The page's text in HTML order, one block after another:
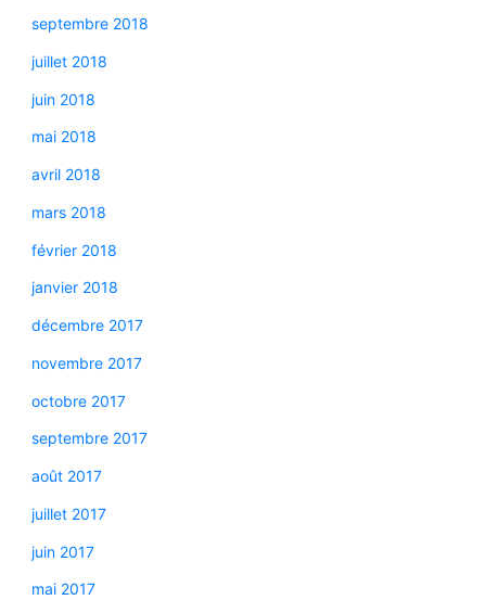
septembre 2018
juillet 2018
juin 2018
mai 2018
avril 2018
mars 2018
février 2018
janvier 2018
décembre 2017
novembre 2017
octobre 2017
septembre 2017
août 2017
juillet 2017
juin 2017
mai 2017